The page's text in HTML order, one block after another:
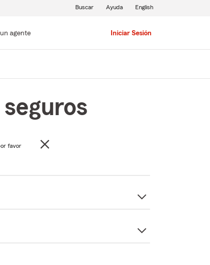
agente Iniciar Sesión
Buscar Ayuda English
favor